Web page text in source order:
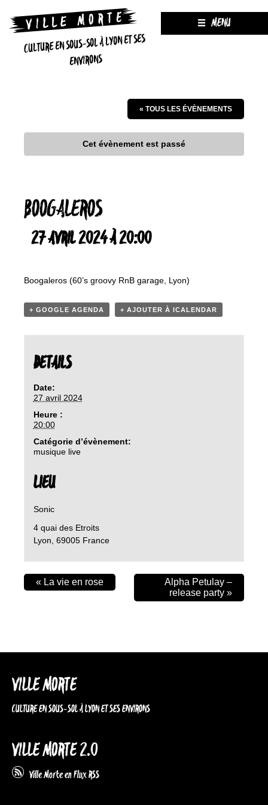
CULTURE EN SOUS-SOL À LYON ET SES
ENVIRONS
MENU
« TOUS LES ÉVÈNEMENTS
Cet évènement est passé
BOOGALEROS
27 AVRIL 2024 À 20:00
Boogaleros (60’s groovy RnB garage, Lyon)
+ GOOGLE AGENDA + AJOUTER À ICALENDAR
DETAILS
Date:
27 avril 2024
Heure :
20:00
Catégorie d’évènement:
musique live
LIEU
Sonic
4 quai des Etroits
Lyon 69005 France
« La vie en rose
Alpha Petulay –
release party »
VILLE MORTE
CULTURE EN SOUS-SOL À LYON ET SES ENVIRONS
VILLE MORTE 2.0
Ville Morte en Flux RSS